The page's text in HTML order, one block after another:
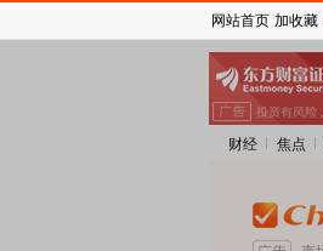
财经 焦点
网站首页 加收藏